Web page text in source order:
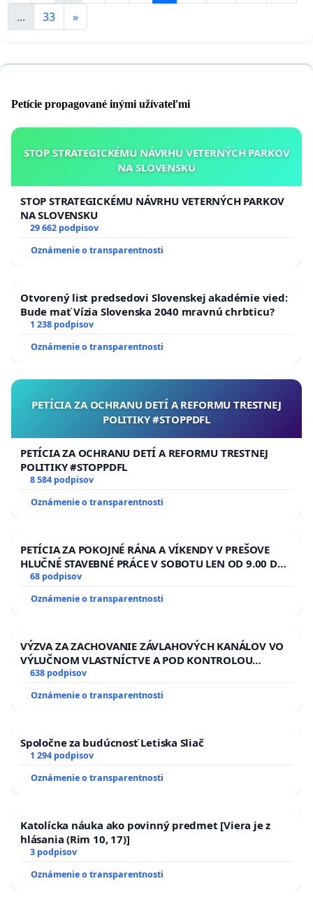
... 33 »
Petície propagované inými užívateľmi
STOP STRATEGICKÉMU NÁVRHU VETERNÝCH PARKOV
NA SLOVENSKU
STOP STRATEGICKÉMU NÁVRHU VETERNÝCH PARKOV
NA SLOVENSKU
29 662 podpisov
Oznámenie o transparentnosti
Otvorený list predsedovi Slovenskej akadémie vied:
Bude mať Vízia Slovenska 2040 mravnú chrbticu?
1 238 podpisov
Oznámenie o transparentnosti
PETÍCIA ZA OCHRANU DETÍ A REFORMU TRESTNEJ
POLITIKY #STOPPDFL
PETÍCIA ZA OCHRANU DETÍ A REFORMU TRESTNEJ
POLITIKY #STOPPDFL
8 584 podpisov
Oznámenie o transparentnosti
PETÍCIA ZA POKOJNÉ RÁNA A VÍKENDY V PREŠOVE
HLUČNÉ STAVEBNÉ PRÁCE V SOBOTU LEN OD 9.00 DO
13.00 HOD., CEZ PRACOVNÝ TÝŽDEŇ CIEĽ 8.00 – 18.00
ĎUMBIERSKEJ/MAGU
68 podpisov
Oznámenie o transparentnosti
VÝZVA ZA ZACHOVANIE ZÁVLAHOVÝCH KANÁLOV VO
VÝLUČNOM VLASTNÍCTVE A POD KONTROLOU
SLOVENSKEJ REPUBLIKY & žiadosť na riešenie
kanálov na Slovensku
638 podpisov
Oznámenie o transparentnosti
Spoločne za budúcnosť Letiska Sliač
1 294 podpisov
Oznámenie o transparentnosti
Katolícka náuka ako povinný predmet [Viera je z
hlásania (Rim 10, 17)]
3 podpisov
Oznámenie o transparentnosti